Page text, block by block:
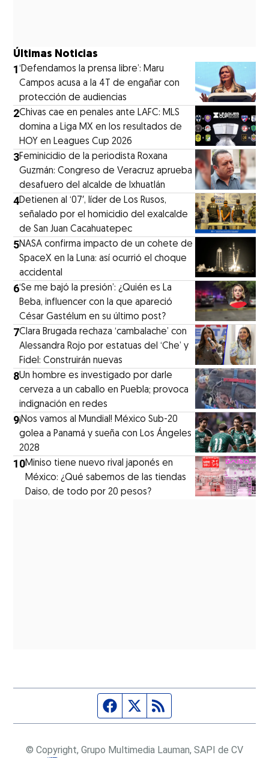
Últimas Noticias
1‘Defendamos la prensa libre’: Maru
Campos acusa a la 4T de engañar con
protección de audiencias
2Chivas cae en penales ante LAFC: MLS
domina a Liga MX en los resultados de
HOY en Leagues Cup 2026
3Feminicidio de la periodista Roxana
Guzmán: Congreso de Veracruz aprueba
desafuero del alcalde de Ixhuatlán
4Detienen al ‘07′, líder de Los Rusos,
señalado por el homicidio del exalcalde
de San Juan Cacahuatepec
5NASA confirma impacto de un cohete de
SpaceX en la Luna: así ocurrió el choque
accidental
6‘Se me bajó la presión’: ¿Quién es La
Beba, influencer con la que apareció
César Gastélum en su último post?
7Clara Brugada rechaza ‘cambalache’ con
Alessandra Rojo por estatuas del ‘Che’ y
Fidel: Construirán nuevas
8Un hombre es investigado por darle
cerveza a un caballo en Puebla; provoca
indignación en redes
9¡Nos vamos al Mundial! México Sub-20
golea a Panamá y sueña con Los Ángeles
2028
10Miniso tiene nuevo rival japonés en
México: ¿Qué sabemos de las tiendas
Daiso, de todo por 20 pesos?
Página de Facebook
Fuente Twitter
© Copyright, Grupo Multimedia Lauman, SAPI de CV